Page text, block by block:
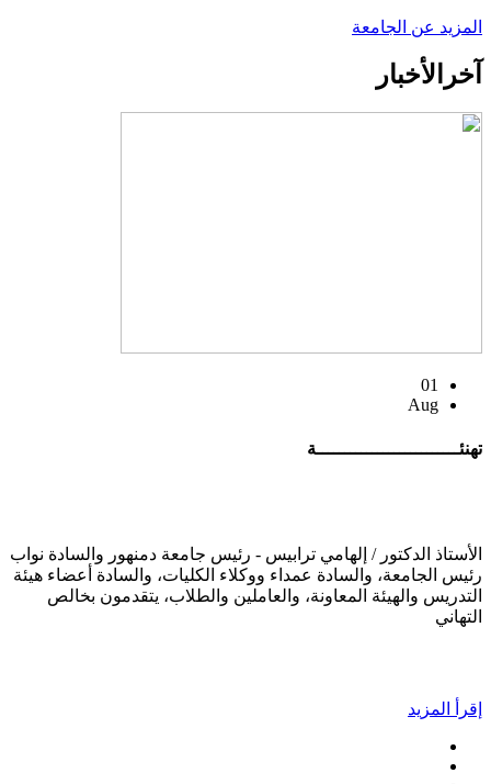
المزيد عن الجامعة
آخر الأخبار
01
Aug
تهنئــــــــــــــــــــــــــة
الأستاذ الدكتور / إلهامي ترابيس - رئيس جامعة دمنهور والسادة نواب
رئيس الجامعة، والسادة عمداء ووكلاء الكليات، والسادة أعضاء هيئة
التدريس والهيئة المعاونة، والعاملين والطلاب، يتقدمون بخالص
التهاني
إقرأ المزيد